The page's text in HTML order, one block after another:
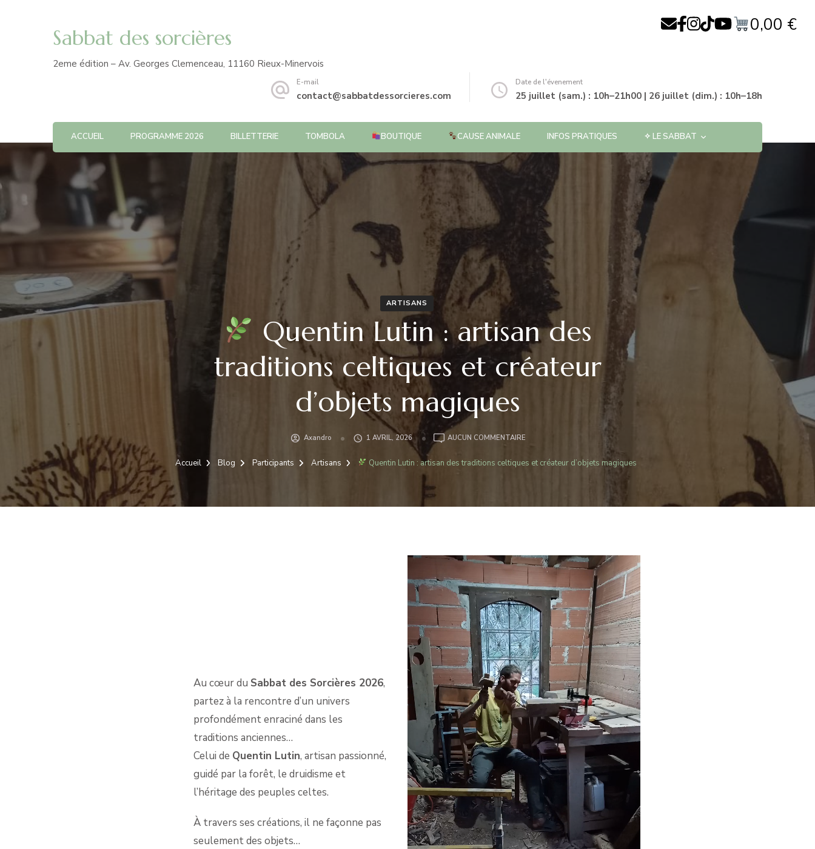
0,00 €
Sabbat des sorcières
2eme édition – Av. Georges Clemenceau, 11160 Rieux-Minervois
E-mail
contact@sabbatdessorcieres.com
Date de l'évenement
25 juillet (sam.) : 10h–21h00 | 26 juillet (dim.) : 10h–18h
ACCUEIL PROGRAMME 2026 BILLETTERIE TOMBOLA BOUTIQUE CAUSE ANIMALE INFOS PRATIQUES ✧ LE SABBAT
ARTISANS
Quentin Lutin : artisan des
traditions celtiques et créateur
d’objets magiques
Axandro 1 AVRIL, 2026
AUCUN COMMENTAIRE
LUTIN
D’OBJETS
MAGIQUES
Accueil Blog Participants Artisans Quentin Lutin : artisan des traditions celtiques et créateur d’objets magiques
Au cœur du Sabbat des Sorcières 2026,
partez à la rencontre d’un univers
profondément enraciné dans les
traditions anciennes…
Celui de Quentin Lutin, artisan passionné,
guidé par la forêt, le druidisme et
l’héritage des peuples celtes.
À travers ses créations, il ne façonne pas
seulement des objets…